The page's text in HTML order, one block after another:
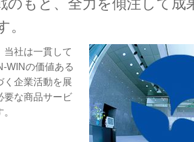
当社は一貫して
WINの価値ある
く企業活動を展
要な商品サービ